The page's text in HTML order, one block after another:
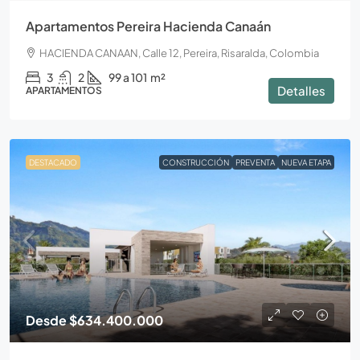
Apartamentos Pereira Hacienda Canaán
HACIENDA CANAAN, Calle 12, Pereira, Risaralda, Colombia
3 2 99 a 101 m²
APARTAMENTOS Detalles
DESTACADO CONSTRUCCIÓN PREVENTA NUEVA ETAPA
Desde$634.400.000